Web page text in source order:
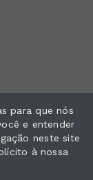
para que nós
e entender
neste site
à nossa